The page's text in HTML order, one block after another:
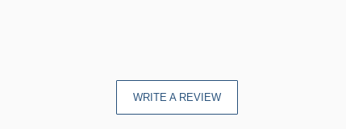
WRITE A REVIEW